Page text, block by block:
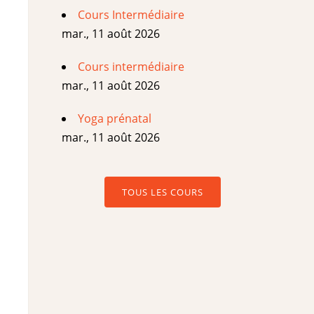
Cours Intermédiaire
mar., 11 août 2026
Cours intermédiaire
mar., 11 août 2026
Yoga prénatal
mar., 11 août 2026
TOUS LES COURS